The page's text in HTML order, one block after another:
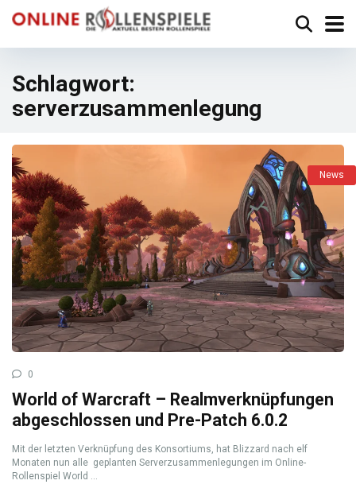
Schlagwort:
serverzusammenlegung
News
0
World of Warcraft – Realmverknüpfungen
abgeschlossen und Pre-Patch 6.0.2
Mit der letzten Verknüpfung des Konsortiums, hat Blizzard nach elf
Monaten nun alle geplanten Serverzusammenlegungen im Online-
Rollenspiel World ...